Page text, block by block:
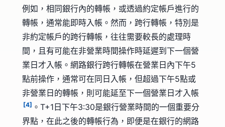
例如，相同銀行內的轉帳，或透過約定帳戶進行的
轉帳，通常能即時入帳。然而，跨行轉帳，特別是
非約定帳戶的跨行轉帳，往往需要較長的處理時
間，且有可能在非營業時間操作時延遲到下一個營
業日才入帳。網路銀行跨行轉帳在營業日內下午5
點前操作，通常可在同日入帳，但超過下午5點或
非營業日的轉帳，則可能延至下一個營業日才入帳
[4] 。T+1日下午3:30是銀行營業時間的一個重要分
界點，在此之後的轉帳行為，即便是在銀行的網路